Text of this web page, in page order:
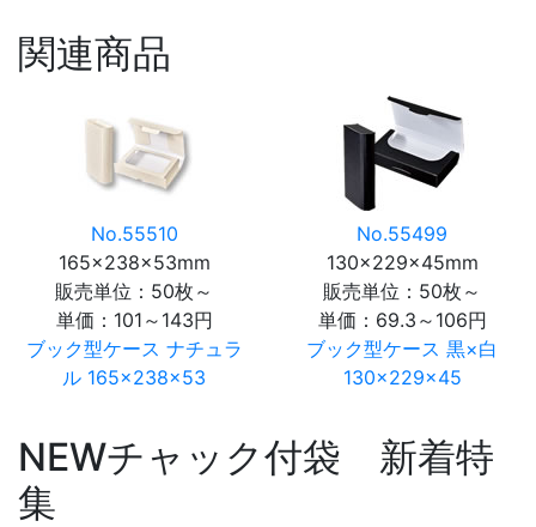
関連商品
No.55510
165×238×53mm
販売単位：50枚～
単価： 101～143円
ブック型ケース ナチュラ
ル 165×238×53
No.55499
130×229×45mm
販売単位：50枚～
単価： 69.3～106円
ブック型ケース 黒×白
130×229×45
NEWチャック付袋 新着特
集